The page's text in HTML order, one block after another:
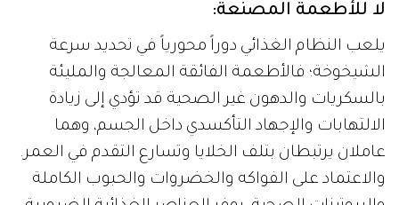
لا للأطعمة المصنعة:
يلعب النظام الغذائي دوراً محورياً في تحديد سرعة
الشيخوخة؛ فالأطعمة الفائقة المعالجة والمليئة
بالسكريات والدهون غير الصحية قد تؤدي إلى زيادة
الالتهابات والإجهاد التأكسدي داخل الجسم، وهما
عاملان يرتبطان بتلف الخلايا وتسارع التقدم في العمر.
والاعتماد على الفواكه والخضروات والحبوب الكاملة